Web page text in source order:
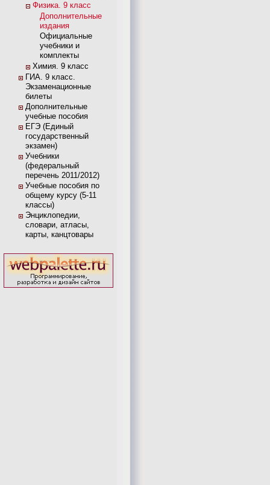
Физика. 9 класс
Дополнительные
издания
Официальные
учебники и
комплекты
Химия. 9 класс
ГИА. 9 класс.
Экзаменационные
билеты
Дополнительные
учебные пособия
ЕГЭ (Единый
государственный
экзамен)
Учебники
(федеральный
перечень 2011/2012)
Учебные пособия по
общему курсу (5-11
классы)
Энциклопедии,
словари, атласы,
карты, канцтовары